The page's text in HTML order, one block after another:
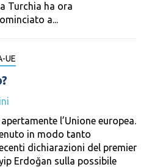
Turchia ha ora
a...
UE
l’Unione europea.
in modo tanto
dichiarazioni del premier
Erdoğan sulla possibile